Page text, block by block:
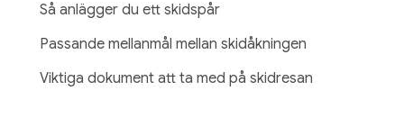
Så anlägger du ett skidspår
Passande mellanmål mellan skidåkningen
Viktiga dokument att ta med på skidresan